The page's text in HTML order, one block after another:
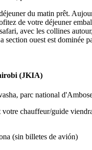
du matin prêt.
de votre déjeuner
avec les collines
section ouest est dominée
(JKIA)
votre chauffeur/guide
(sin billetes de avión)